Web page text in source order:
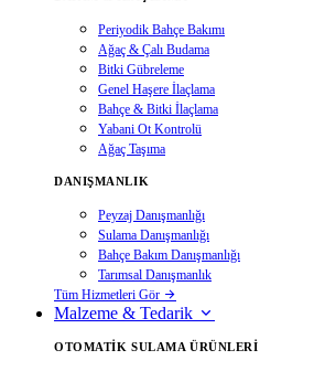
Periyodik Bahçe Bakımı
Ağaç & Çalı Budama
Bitki Gübreleme
Genel Haşere İlaçlama
Bahçe & Bitki İlaçlama
Yabani Ot Kontrolü
Ağaç Taşıma
DANIŞMANLIK
Peyzaj Danışmanlığı
Sulama Danışmanlığı
Bahçe Bakım Danışmanlığı
Tarımsal Danışmanlık
Tüm Hizmetleri Gör
Malzeme & Tedarik
OTOMATIK SULAMA ÜRÜNLERI